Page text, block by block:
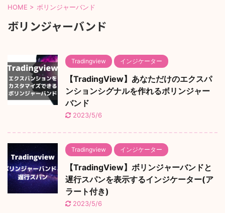
HOME > ボリンジャーバンド
ボリンジャーバンド
Tradingview インジケーター
【TradingView】あなただけのエクスパ
ンションシグナルを作れるボリンジャー
バンド
2023/5/6
Tradingview インジケーター
【TradingView】ボリンジャーバンドと
遅行スパンを表示するインジケーター(ア
ラート付き)
2023/5/6